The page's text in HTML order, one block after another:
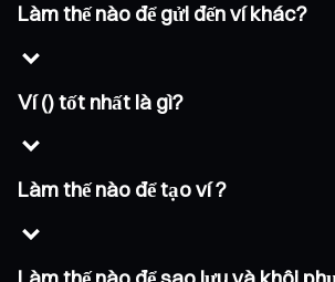
Làm thế nào để gửi đến ví khác?
Ví () tốt nhất là gì?
Làm thế nào để tạo ví ?